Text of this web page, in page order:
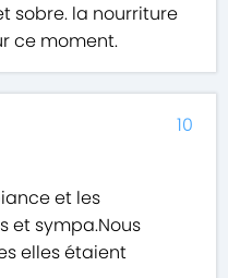
sobre. la nourriture
ce moment.
et les
et sympa.Nous
elles étaient
10